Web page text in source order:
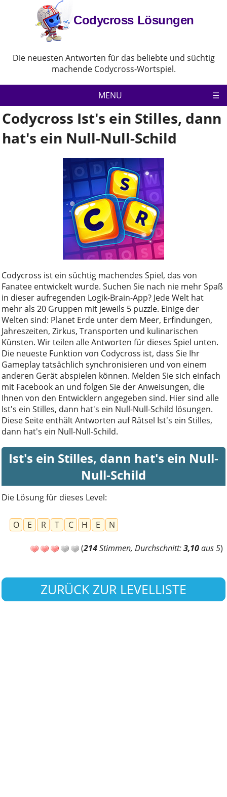
Codycross Lösungen
Die neuesten Antworten für das beliebte und süchtig
machende Codycross-Wortspiel.
MENU
Codycross
Datenschutz-Bestimmungen
Haftungsausschluss Kontaktiere uns
Codycross Ist's ein Stilles, dann
hat's ein Null-Null-Schild
Codycross ist ein süchtig machendes Spiel, das von
Fanatee entwickelt wurde. Suchen Sie nach nie mehr Spaß
in dieser aufregenden Logik-Brain-App? Jede Welt hat
mehr als 20 Gruppen mit jeweils 5 puzzle. Einige der
Welten sind: Planet Erde unter dem Meer, Erfindungen,
Jahreszeiten, Zirkus, Transporten und kulinarischen
Künsten. Wir teilen alle Antworten für dieses Spiel unten.
Die neueste Funktion von Codycross ist, dass Sie Ihr
Gameplay tatsächlich synchronisieren und von einem
anderen Gerät abspielen können. Melden Sie sich einfach
mit Facebook an und folgen Sie der Anweisungen, die
Ihnen von den Entwicklern angegeben sind. Hier sind alle
Ist's ein Stilles, dann hat's ein Null-Null-Schild lösungen.
Diese Seite enthält Antworten auf Rätsel Ist's ein Stilles,
dann hat's ein Null-Null-Schild.
Ist's ein Stilles, dann hat's ein Null-
Null-Schild
Die Lösung für dieses Level:
O E R T C H E N
(214Stimmen, Durchschnitt:3,10aus 5)
ZURÜCK ZUR LEVELLISTE